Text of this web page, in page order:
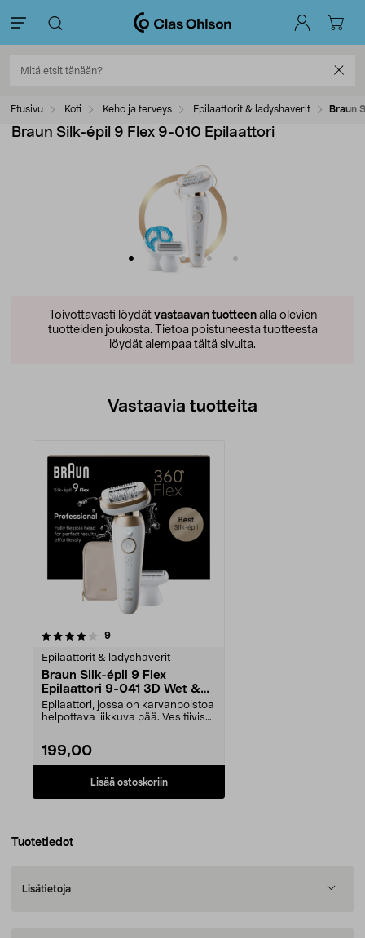
Etusivu Koti Keho ja terveys Epilaattorit & ladyshaverit Braun
Braun Silk-épil 9 Flex 9-010 Epilaattori
Toivottavasti löydät vastaavan tuotteenalla olevien
tuotteiden joukosta. Tietoa poistuneesta tuotteesta
löydät alempaa tältä sivulta.
Vastaavia tuotteita
9arvostelut
Epilaattorit & ladyshaverit
Braun Silk-épil 9 Flex
Epilaattori 9-041 3D Wet &
Dry
Epilaattori, jossa on karvanpoistoa
helpottava liikkuva pää. Vesitiivis
199,00
Lisää ostoskoriin
Tuotetiedot
Lisätietoja